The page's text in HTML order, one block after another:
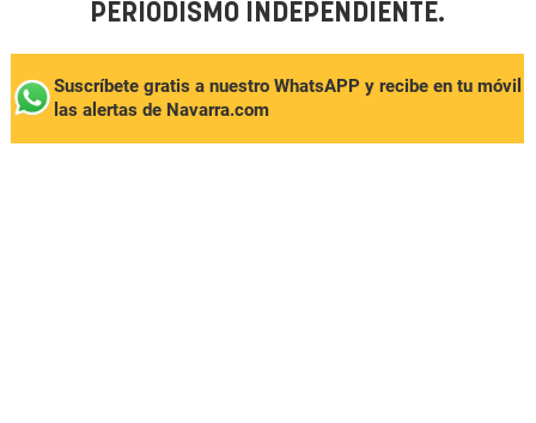
PERIODISMO INDEPENDIENTE.
Suscríbete gratis a nuestro WhatsAPP y recibe en tu móvil
las alertas de Navarra.com